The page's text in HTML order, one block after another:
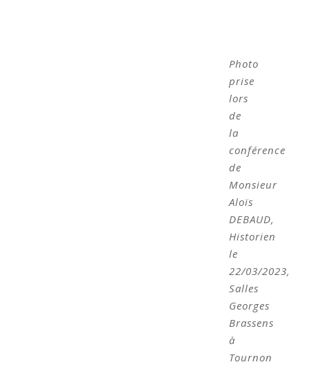
Photo
prise
lors
de
la
conférence
de
Monsieur
Aloïs
DEBAUD,
Historien
le
22/03/2023,
Salles
Georges
Brassens
à
Tournon